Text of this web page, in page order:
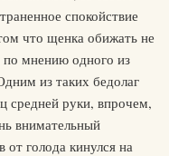
спокойствие
что щенка обижать не
по мнению одного из
из таких бедолаг
средней руки, впрочем,
внимательный
от голода кинулся на